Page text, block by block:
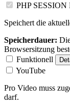
PHP SESSION
Speichert die
Speicherdauer:
Browsersitzung
Funktionell
YouTube
Pro Video muss
darf.